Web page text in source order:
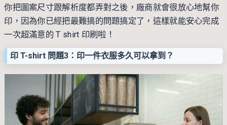
你把圖案尺寸跟解析度都弄對之後，廠商就會很放心地幫你
印，因為你已經把最難搞的問題搞定了，這樣就能安心完成
一次超滿意的 T shirt 印刷啦！
印 T-shirt 問題3：印一件衣服多久可以拿到？